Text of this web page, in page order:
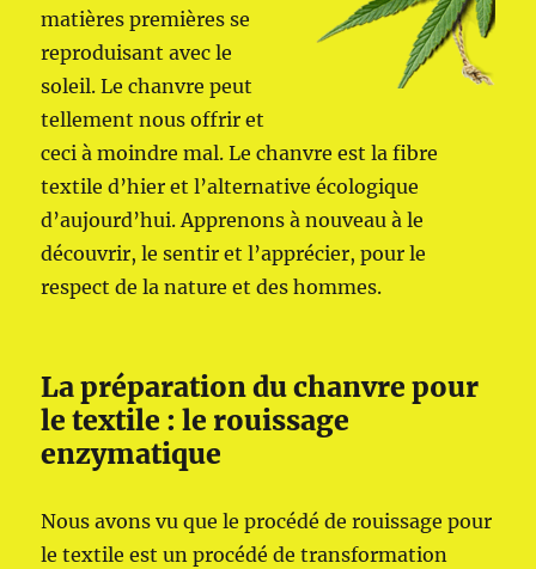
matières premières se
reproduisant avec le
soleil. Le chanvre peut
tellement nous offrir et
ceci à moindre mal. Le chanvre est la fibre
textile d’hier et l’alternative écologique
d’aujourd’hui. Apprenons à nouveau à le
découvrir, le sentir et l’apprécier, pour le
respect de la nature et des hommes.
La préparation du chanvre pour
le textile : le rouissage
enzymatique
Nous avons vu que le procédé de rouissage pour
le textile est un procédé de transformation